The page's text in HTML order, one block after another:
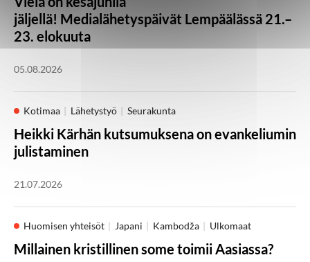
jäljellä! Medialähetyspäivät Lempäälässä 21.–
23. elokuuta
05.08.2026
Kotimaa Lähetystyö Seurakunta
Heikki Kärhän kutsumuksena on evankeliumin
julistaminen
21.07.2026
Huomisen yhteisöt Japani Kambodža Ulkomaat
Millainen kristillinen some toimii Aasiassa?